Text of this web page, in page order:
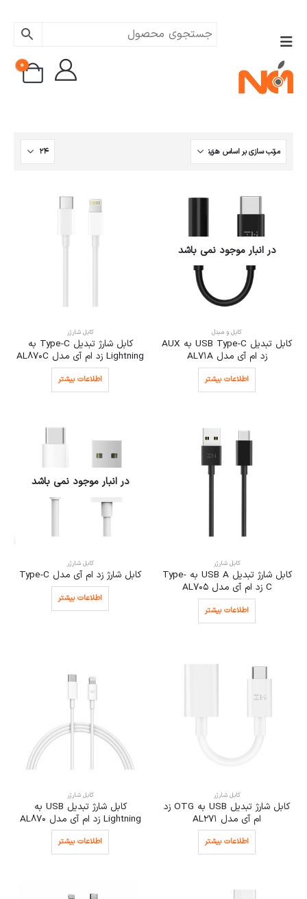
0
در انبار موجود نمی باشد
کابل و مبدل
کابل تبدیل USB Type-C به AUX
زد ام آی مدل AL71A
اطلاعات بیشتر
کابل شارژر
کابل شارژ تبدیل Type-C به
Lightning زد ام آی مدل AL870C
اطلاعات بیشتر
کابل شارژر
کابل شارژ تبدیل USB A به Type-
C زد ام آی مدل AL705
اطلاعات بیشتر
در انبار موجود نمی باشد
کابل شارژر
کابل شارژ زد ام آی مدل Type-C
اطلاعات بیشتر
کابل شارژر
کابل شارژ تبدیل USB به OTG زد
ام آی مدل AL271
اطلاعات بیشتر
کابل شارژر
کابل شارژ تبدیل USB به
Lightning زد ام آی مدل AL870
اطلاعات بیشتر